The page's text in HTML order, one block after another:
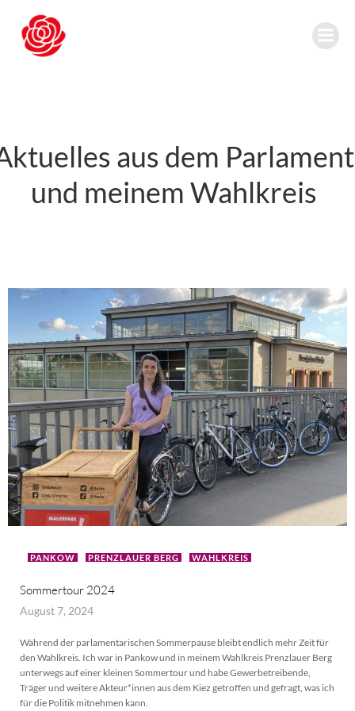
aus dem Parlament
und meinem Wahlkreis
PANKOW PRENZLAUER BERG WAHLKREIS
Sommertour 2024
August 7, 2024
Während der parlamentarischen Sommerpause bleibt endlich mehr Zeit für
den Wahlkreis. Ich war in Pankow und in meinem Wahlkreis Prenzlauer Berg
unterwegs auf einer kleinen Sommertour und habe Gewerbetreibende,
Träger und weitere Akteur*innen aus dem Kiez getroffen und gefragt, was ich
für die Politik mitnehmen kann.